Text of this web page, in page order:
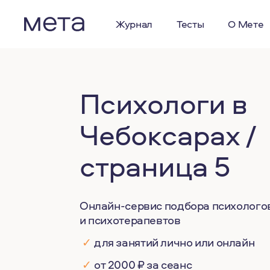
Журнал Тесты О Мете
Психологи в
Чебоксарах /
страница 5
Онлайн-сервис подбора
и психотерапевтов
✓ для занятий лично или онлайн
✓ от 2000 ₽ за сеанс